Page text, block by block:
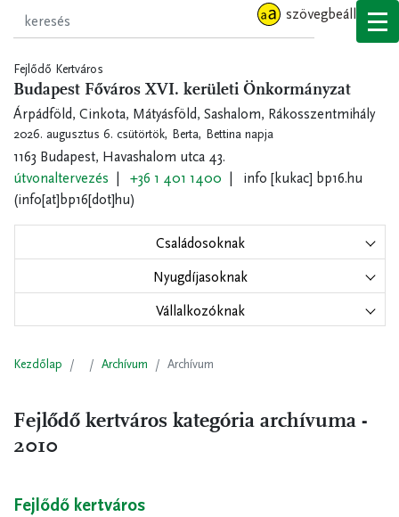
szövegbeállítások
Fejlődő Kertváros
Budapest Főváros XVI. kerületi Önkormányzat
Árpádföld, Cinkota, Mátyásföld, Sashalom, Rákosszentmihály
2026. augusztus 6. csütörtök, Berta, Bettina napja
1163 Budapest, Havashalom utca 43.
útvonaltervezés
+36 1 401 1400 info [kukac] bp16.hu
(info[at]bp16[dot]hu)
Családosoknak
Nyugdíjasoknak
Vállalkozóknak
Kezdőlap Archívum Archívum
Fejlődő kertváros kategória archívuma -
2010
Fejlődő kertváros